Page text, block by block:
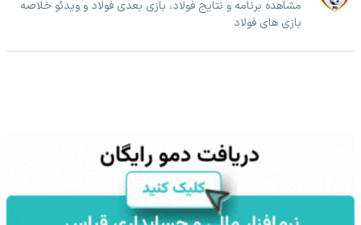
مشاهده برنامه و نتایج فولاد، بازی بعدی فولاد و ویدئو خلاصه
بازی های فولاد